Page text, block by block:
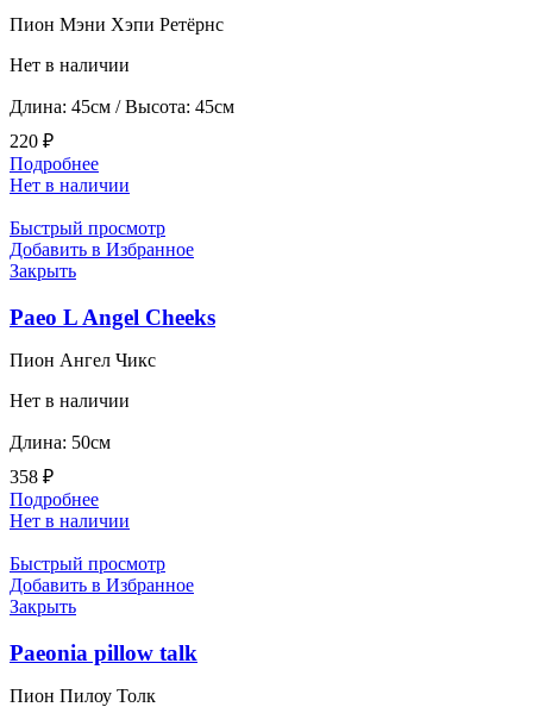
Пион Мэни Хэпи Ретёрнс
Нет в наличии
Длина: 45см / Высота: 45см
220 ₽
Подробнее
Нет в наличии
Быстрый просмотр
Добавить в Избранное
Закрыть
Paeo L Angel Cheeks
Пион Ангел Чикс
Нет в наличии
Длина: 50см
358 ₽
Подробнее
Нет в наличии
Быстрый просмотр
Добавить в Избранное
Закрыть
Paeonia pillow talk
Пион Пилоу Толк